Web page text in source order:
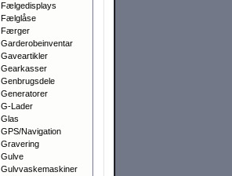
Fælgedisplays
Fælglåse
Færger
Garderobeinventar
Gaveartikler
Gearkasser
Genbrugsdele
Generatorer
G-Lader
Glas
GPS/Navigation
Gravering
Gulve
Gulvvaskemaskiner